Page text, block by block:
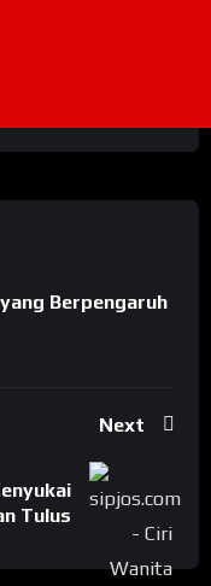
Berpengaruh
Next
Tulus